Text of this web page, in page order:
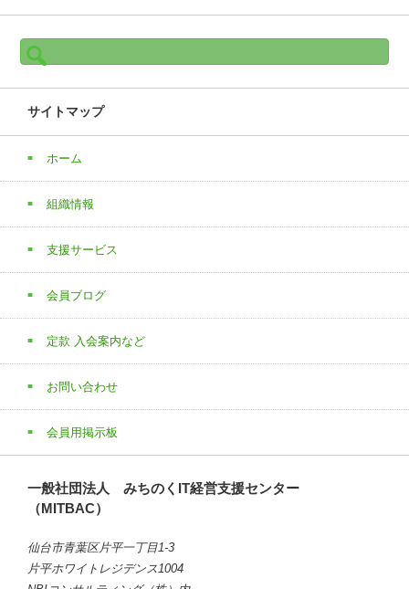
検
索:
サイトマップ
ホーム
組織情報
支援サービス
会員ブログ
定款 入会案内など
お問い合わせ
会員用掲示板
一般社団法人 みちのくIT経営支援センター
（MITBAC）
仙台市青葉区片平一丁目1-3
片平ホワイトレジデンス1004